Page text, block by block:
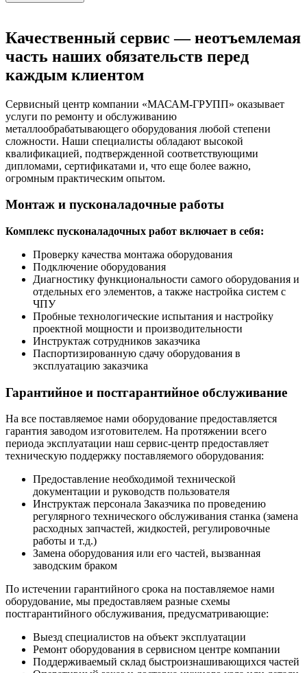
Качественный сервис — неотъемлемая
часть наших обязательств перед
каждым клиентом
Сервисный центр компании «МАСАМ-ГРУПП» оказывает
услуги по ремонту и обслуживанию
металлообрабатывающего оборудования любой степени
сложности. Наши специалисты обладают высокой
квалификацией, подтвержденной соответствующими
дипломами, сертификатами и, что еще более важно,
огромным практическим опытом.
Монтаж и пусконаладочные работы
Комплекс пусконаладочных работ включает в себя:
Проверку качества монтажа оборудования
Подключение оборудования
Диагностику функциональности самого оборудования и
отдельных его элементов, а также настройка систем с
ЧПУ
Пробные технологические испытания и настройку
проектной мощности и производительности
Инструктаж сотрудников заказчика
Паспортизированную сдачу оборудования в
эксплуатацию заказчика
Гарантийное и постгарантийное обслуживание
На все поставляемое нами оборудование предоставляется
гарантия заводом изготовителем. На протяжении всего
периода эксплуатации наш сервис-центр предоставляет
техническую поддержку поставляемого оборудования:
Предоставление необходимой технической
документации и руководств пользователя
Инструктаж персонала Заказчика по проведению
регулярного технического обслуживания станка (замена
расходных запчастей, жидкостей, регулировочные
работы и т.д.)
Замена оборудования или его частей, вызванная
заводским браком
По истечении гарантийного срока на поставляемое нами
оборудование, мы предоставляем разные схемы
постгарантийного обслуживания, предусматривающие:
Выезд специалистов на объект эксплуатации
Ремонт оборудования в сервисном центре компании
Поддерживаемый склад быстроизнашивающихся частей